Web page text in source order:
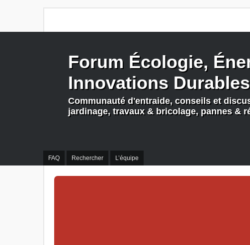
FAQ Rechercher L’équipe
Forum Écologie,
Innovations Durables
Communauté d'entraide, conseils et
jardinage, travaux & bricolage, pannes &